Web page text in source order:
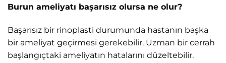
Burun ameliyatı başarısız olursa ne olur?
Başarısız bir rinoplasti durumunda hastanın başka
bir ameliyat geçirmesi gerekebilir. Uzman bir cerrah
başlangıçtaki ameliyatın hatalarını düzeltebilir.